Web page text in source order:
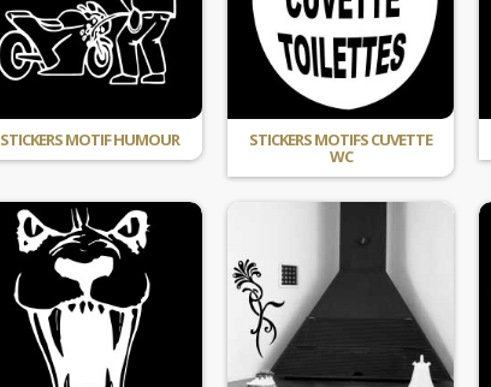
STICKERS MOTIF HUMOUR STICKERS MOTIFS CUVETTE
WC